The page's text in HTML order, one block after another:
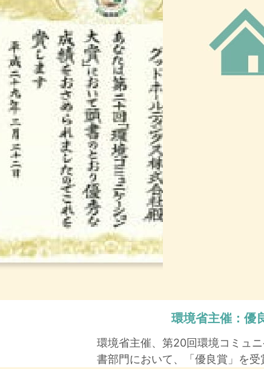
環境省主催：優
環境省主催、第20回環境コミュ
書部門において、「優良賞」を受